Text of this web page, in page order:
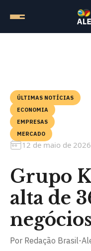
ÚLTIMAS NOTÍCIAS
ECONOMIA
EMPRESAS
MERCADO
12 de maio de 2026
Grupo
alta de
negócios
Por Redação Brasil-